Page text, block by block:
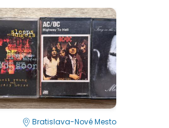
Bratislava-Nové Mesto